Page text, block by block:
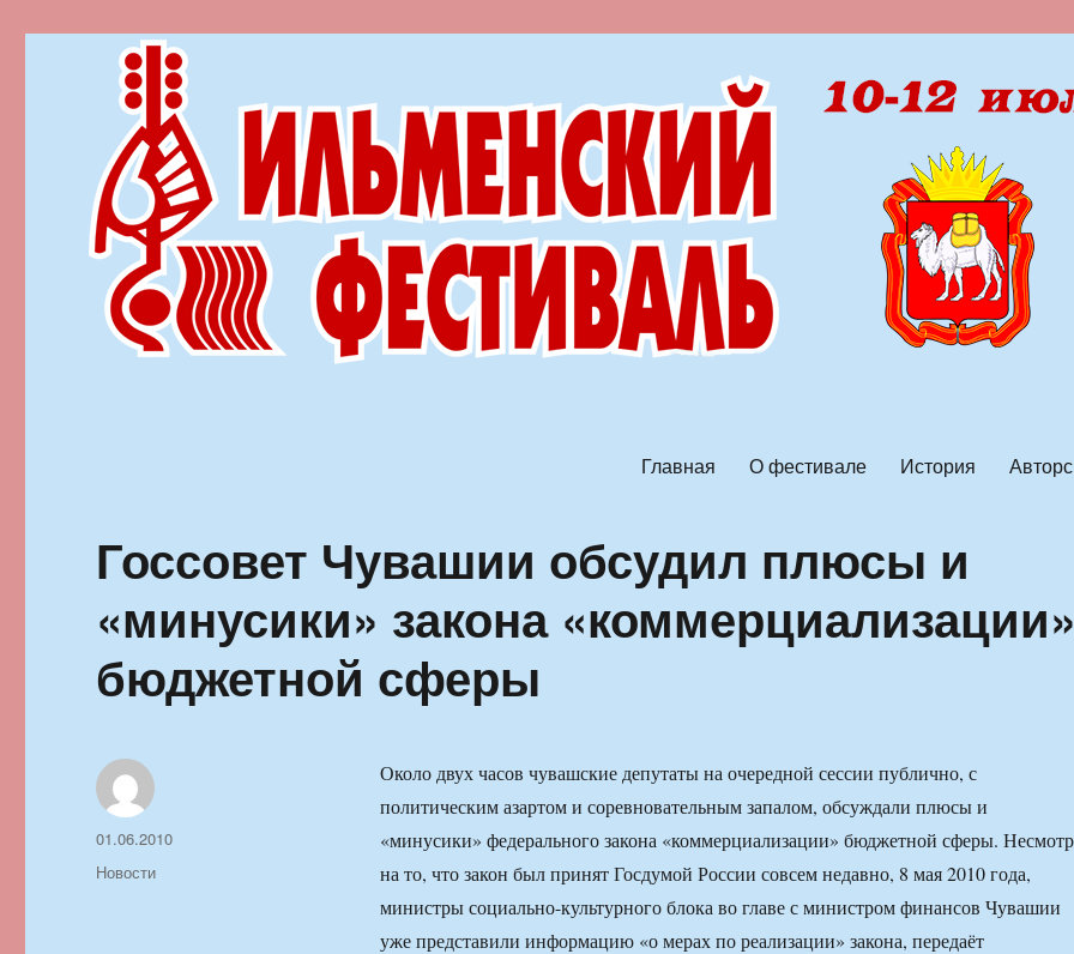
Главная О фестивале История
Госсовет Чувашии обсудил плюсы и
«минусики» закона
бюджетной сферы
Около двух часов чувашские депутаты на очередной сессии публично, с
политическим азартом и соревновательным запалом, обсуждали плюсы и
«минусики» федерального закона «коммерциализации» бюджетной сферы.
на то, что закон был принят Госдумой России совсем недавно, 8 мая 2010 года,
министры социально-культурного блока во главе с министром финансов Чувашии
уже представили информацию «о мерах по реализации» закона, передаёт
Автор
Опубликовано
01.06.2010
Рубрики
Новости